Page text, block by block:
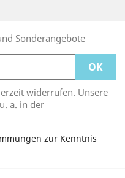
Sonderangebote
widerrufen. Unsere
a. in der
zur Kenntnis